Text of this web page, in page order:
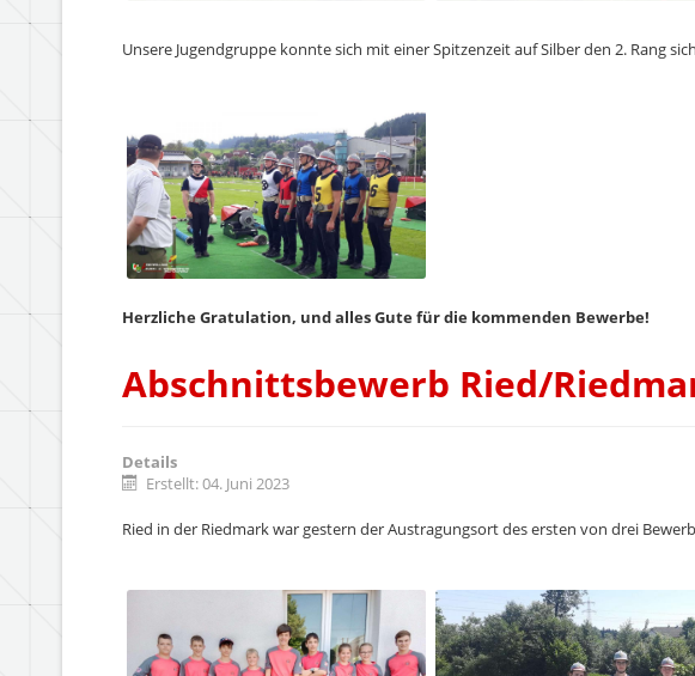
Unsere Jugendgruppe konnte sich mit einer Spitzenzeit auf Silber den 2. Rang
Herzliche Gratulation, und alles Gute für die kommenden Bewerbe!
Abschnittsbewerb Ried/
Details
Erstellt: 04. Juni 2023
Ried in der Riedmark war gestern der Austragungsort des ersten von drei